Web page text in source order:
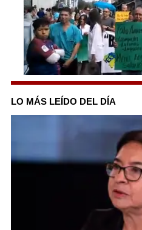
0
of
1
minute,
LO MÁS LEÍDO DEL DÍA